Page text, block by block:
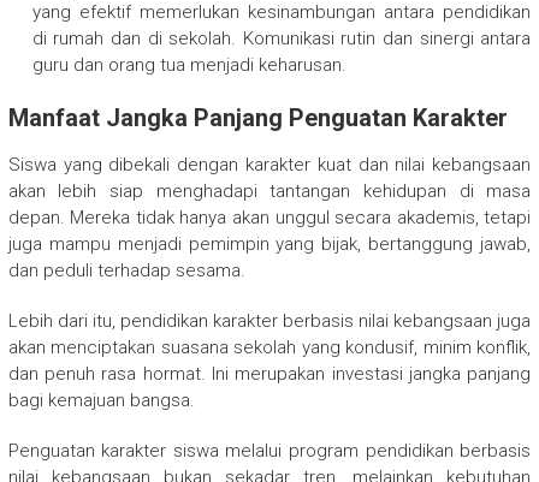
yang efektif memerlukan kesinambungan antara pendidikan
di rumah dan di sekolah. Komunikasi rutin dan sinergi antara
guru dan orang tua menjadi keharusan.
Manfaat Jangka Panjang Penguatan Karakter
Siswa yang dibekali dengan karakter kuat dan nilai kebangsaan
akan lebih siap menghadapi tantangan kehidupan di masa
depan. Mereka tidak hanya akan unggul secara akademis, tetapi
juga mampu menjadi pemimpin yang bijak, bertanggung jawab,
dan peduli terhadap sesama.
Lebih dari itu, pendidikan karakter berbasis nilai kebangsaan juga
akan menciptakan suasana sekolah yang kondusif, minim konflik,
dan penuh rasa hormat. Ini merupakan investasi jangka panjang
bagi kemajuan bangsa.
Penguatan karakter siswa melalui program pendidikan berbasis
nilai kebangsaan bukan sekadar tren, melainkan kebutuhan